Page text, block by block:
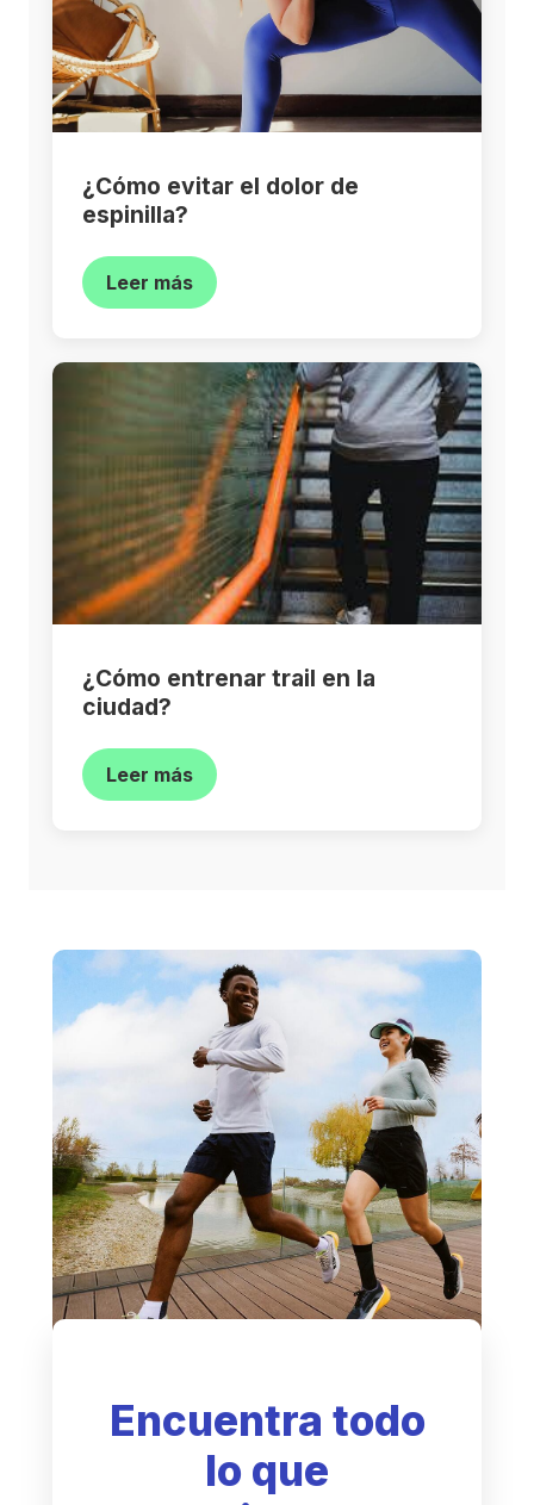
¿Cómo evitar el dolor de
espinilla?
Leer más
¿Cómo entrenar trail en la
ciudad?
Leer más
Encuentra todo
lo que